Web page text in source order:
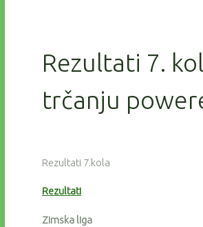
Rezultati 7.
trčanju
Rezultati 7.kola
Rezultati
Zimska liga